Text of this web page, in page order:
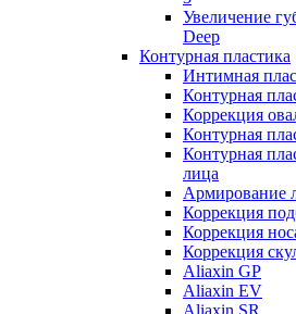
Увеличение
Deep
Контурная пластика
Интимная
Контурная
Коррекция
Контурная
Контурная
лица
Армирование
Коррекция
Коррекция
Коррекция
Aliaxin GP
Aliaxin EV
Aliaxin SR